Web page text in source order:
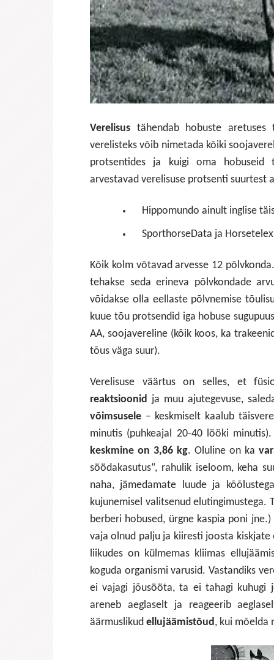
Verelisus tähendab hobuste aretuses
verelisteks võib nimetada kõiki
protsentides ja kuigi oma hobuseid
arvestavad verelisuse protsenti suurtest
Hippomundo ainult inglise
SporthorseData ja
Kõik kolm võtavad arvesse 12
tehakse seda erineva põlvkondade
võidakse olla eellaste põlvnemise
kuue tõu protsendid iga hobuse
AA, soojavereline (kõik koos, ka
tõus väga suur).
Verelisuse väärtus on selles, et
reaktsioonid
ja muu ajutegevuse,
võimsusele – keskmiselt kaalub
minutis (puhkeajal 20-40 lööki
keskmine on 3,86 kg. Oluline on ka
söödakasutus“, rahulik iseloom, keha
naha, jämedamate luude ja
kujunemisel valitsenud elutingimustega.
berberi hobused, ürgne kaspia poni
vaja olnud palju ja kiiresti joosta kiskjate
liikudes on külmemas kliimas
koguda organismi varusid. Vastandiks
ei vajagi jõusööta, ta ei tahagi kuhugi
areneb aeglaselt ja reageerib
äärmuslikud ellujäämistõud , kui mõelda